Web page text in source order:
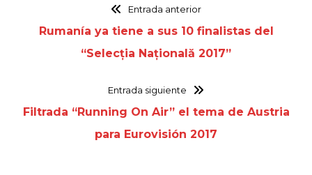
Entrada anterior
Rumanía ya tiene a sus 10 finalistas del
“Selecția Națională 2017”
Entrada siguiente
Filtrada “Running On Air” el tema de Austria
para Eurovisión 2017